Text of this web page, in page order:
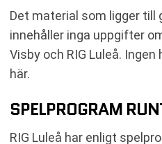
Det material som ligger till
innehåller inga uppgifter
Visby och RIG Luleå.
här.
SPELPROGRAM
RIG Luleå har enligt